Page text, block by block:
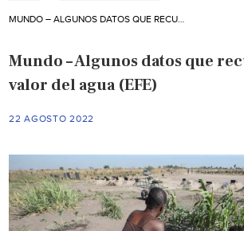
Mundo – Algunos datos que
valor del agua (EFE)
22 AGOSTO 2022